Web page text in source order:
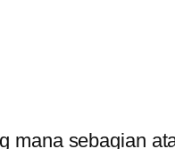
sebagian